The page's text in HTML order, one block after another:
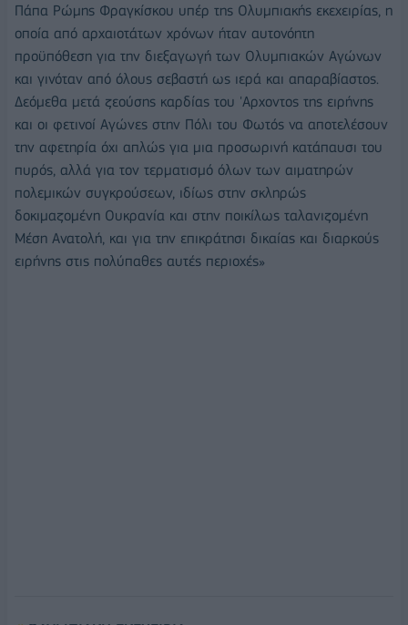
Πάπα Ρώμης Φραγκίσκου υπέρ της Ολυμπιακής εκεχειρίας, η
οποία από αρχαιοτάτων χρόνων ήταν αυτονόητη
προϋπόθεση για την διεξαγωγή των Ολυμπιακών Αγώνων
και γινόταν από όλους σεβαστή ως ιερά και απαραβίαστος.
Δεόμεθα μετά ζεούσης καρδίας του 'Αρχοντος της ειρήνης
και οι φετινοί Αγώνες στην Πόλι του Φωτός να αποτελέσουν
την αφετηρία όχι απλώς για μια προσωρινή κατάπαυσι του
πυρός, αλλά για τον τερματισμό όλων των αιματηρών
πολεμικών συγκρούσεων, ιδίως στην σκληρώς
δοκιμαζομένη Ουκρανία και στην ποικίλως ταλανιζομένη
Μέση Ανατολή, και για την επικράτησι δικαίας και διαρκούς
ειρήνης στις πολύπαθες αυτές περιοχές»